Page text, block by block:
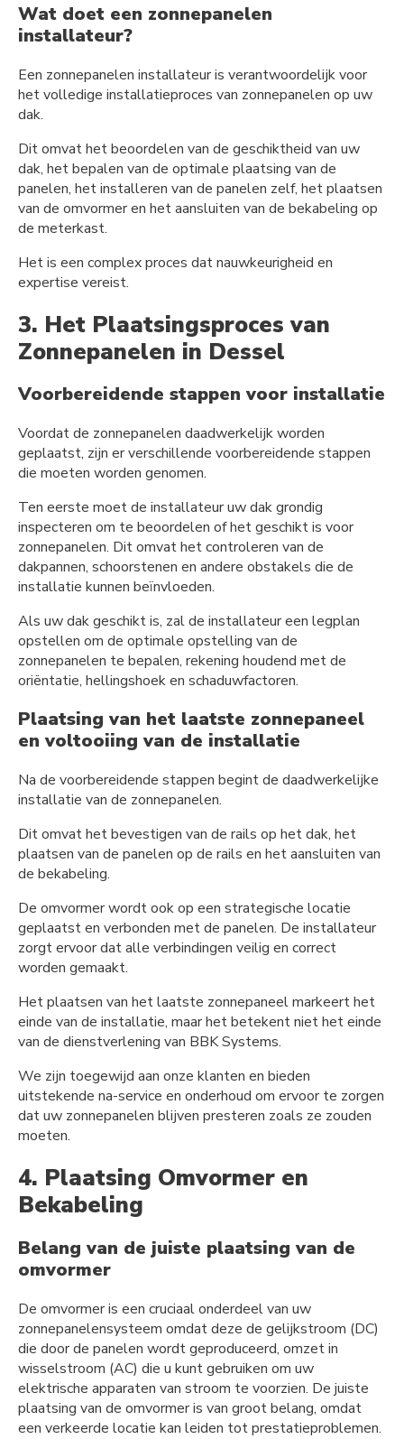
Wat doet een zonnepanelen
installateur?
Een zonnepanelen installateur is verantwoordelijk voor
het volledige installatieproces van zonnepanelen op uw
dak.
Dit omvat het beoordelen van de geschiktheid van uw
dak, het bepalen van de optimale plaatsing van de
panelen, het installeren van de panelen zelf, het plaatsen
van de omvormer en het aansluiten van de bekabeling op
de meterkast.
Het is een complex proces dat nauwkeurigheid en
expertise vereist.
3. Het Plaatsingsproces van
Zonnepanelen in Dessel
Voorbereidende stappen voor installatie
Voordat de zonnepanelen daadwerkelijk worden
geplaatst, zijn er verschillende voorbereidende stappen
die moeten worden genomen.
Ten eerste moet de installateur uw dak grondig
inspecteren om te beoordelen of het geschikt is voor
zonnepanelen. Dit omvat het controleren van de
dakpannen, schoorstenen en andere obstakels die de
installatie kunnen beïnvloeden.
Als uw dak geschikt is, zal de installateur een legplan
opstellen om de optimale opstelling van de
zonnepanelen te bepalen, rekening houdend met de
oriëntatie, hellingshoek en schaduwfactoren.
Plaatsing van het laatste zonnepaneel
en voltooiing van de installatie
Na de voorbereidende stappen begint de daadwerkelijke
installatie van de zonnepanelen.
Dit omvat het bevestigen van de rails op het dak, het
plaatsen van de panelen op de rails en het aansluiten van
de bekabeling.
De omvormer wordt ook op een strategische locatie
geplaatst en verbonden met de panelen. De installateur
zorgt ervoor dat alle verbindingen veilig en correct
worden gemaakt.
Het plaatsen van het laatste zonnepaneel markeert het
einde van de installatie, maar het betekent niet het einde
van de dienstverlening van BBK Systems.
We zijn toegewijd aan onze klanten en bieden
uitstekende na-service en onderhoud om ervoor te zorgen
dat uw zonnepanelen blijven presteren zoals ze zouden
moeten.
4. Plaatsing Omvormer en
Bekabeling
Belang van de juiste plaatsing van de
omvormer
De omvormer is een cruciaal onderdeel van uw
zonnepanelensysteem omdat deze de gelijkstroom (DC)
die door de panelen wordt geproduceerd, omzet in
wisselstroom (AC) die u kunt gebruiken om uw
elektrische apparaten van stroom te voorzien. De juiste
plaatsing van de omvormer is van groot belang, omdat
een verkeerde locatie kan leiden tot prestatieproblemen.